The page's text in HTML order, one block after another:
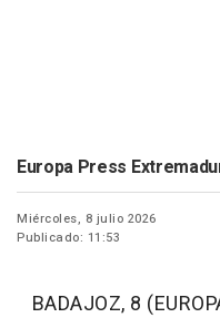
Europa Press
Miércoles, 8 julio 2026
Publicado: 11:53
BADAJOZ, 8